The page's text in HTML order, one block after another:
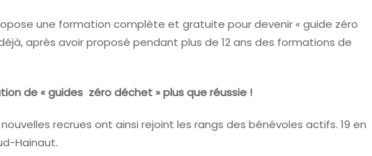
une formation complète et gratuite pour devenir « guide zéro
après avoir proposé pendant plus de 12 ans des formations de
de « guides zéro déchet » plus que réussie !
recrues ont ainsi rejoint les rangs des bénévoles actifs. 19 en
Hainaut.